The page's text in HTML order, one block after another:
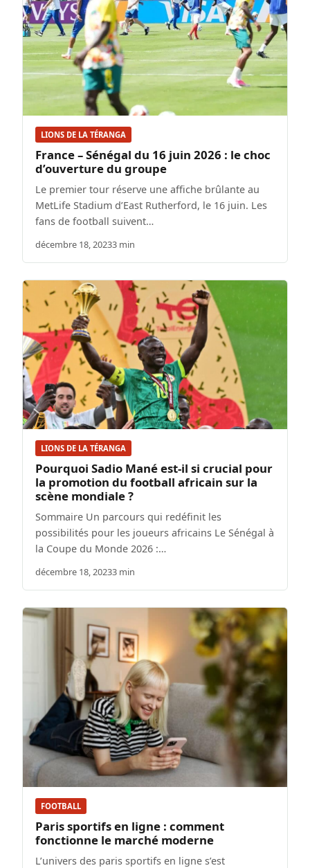
LIONS DE LA TÉRANGA
France – Sénégal du 16 juin 2026 : le choc
d’ouverture du groupe
Le premier tour réserve une affiche brûlante au
MetLife Stadium d’East Rutherford, le 16 juin. Les
fans de football suivent…
décembre 18, 20233 min
LIONS DE LA TÉRANGA
Pourquoi Sadio Mané est-il si crucial pour
la promotion du football africain sur la
scène mondiale ?
Sommaire Un parcours qui redéfinit les
possibilités pour les joueurs africains Le Sénégal à
la Coupe du Monde 2026 :…
décembre 18, 20233 min
FOOTBALL
Paris sportifs en ligne : comment
fonctionne le marché moderne
L’univers des paris sportifs en ligne s’est